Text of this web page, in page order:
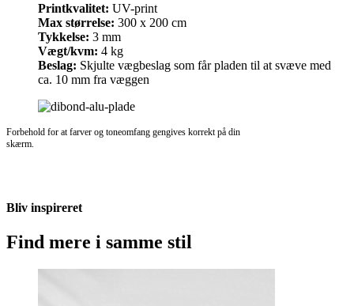
Printkvalitet: UV-print
Max størrelse: 300 x 200 cm
Tykkelse: 3 mm
Vægt/kvm: 4 kg
Beslag: Skjulte vægbeslag som får pladen til at svæve med
ca. 10 mm fra væggen
Forbehold for at farver og toneomfang gengives korrekt på din
skærm.
Bliv inspireret
Find mere i samme stil